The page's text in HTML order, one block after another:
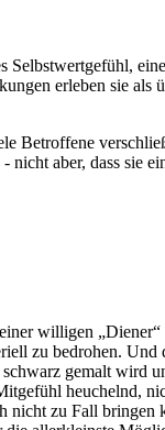
Selbstwertgefühl,
erleben sie als
Betroffene
aber, dass sie
willigen
zu bedrohen.
gemalt wird
heuchelnd,
nicht zu Fall bringen